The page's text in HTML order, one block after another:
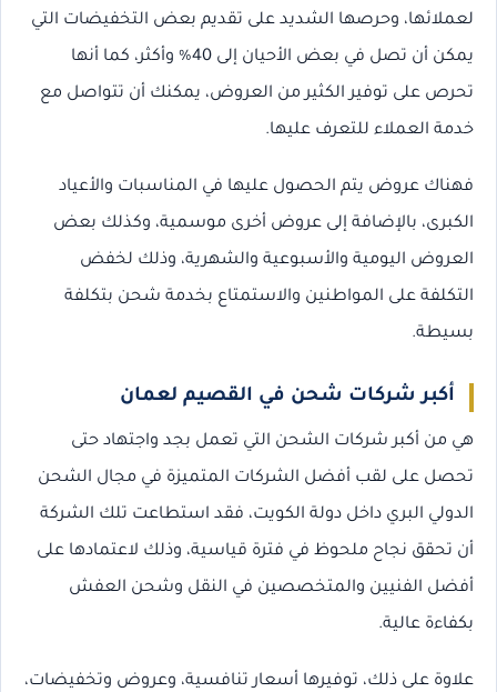
لعملائها، وحرصها الشديد على تقديم بعض التخفيضات التي
يمكن أن تصل في بعض الأحيان إلى 40% وأكثر، كما أنها
تحرص على توفير الكثير من العروض، يمكنك أن تتواصل مع
خدمة العملاء للتعرف عليها.
فهناك عروض يتم الحصول عليها في المناسبات والأعياد
الكبرى، بالإضافة إلى عروض أخرى موسمية، وكذلك بعض
العروض اليومية والأسبوعية والشهرية، وذلك لخفض
التكلفة على المواطنين والاستمتاع بخدمة شحن بتكلفة
بسيطة.
أكبر شركات شحن في القصيم لعمان
هي من أكبر شركات الشحن التي تعمل بجد واجتهاد حتى
تحصل على لقب أفضل الشركات المتميزة في مجال الشحن
الدولي البري داخل دولة الكويت، فقد استطاعت تلك الشركة
أن تحقق نجاح ملحوظ في فترة قياسية، وذلك لاعتمادها على
أفضل الفنيين والمتخصصين في النقل وشحن العفش
بكفاءة عالية.
علاوة على ذلك، توفيرها أسعار تنافسية، وعروض وتخفيضات،